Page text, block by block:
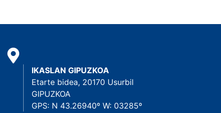
IKASLAN GIPUZKOA
Etarte bidea, 20170 Usurbil
GIPUZKOA
GPS: N 43.26940º W: 03285º